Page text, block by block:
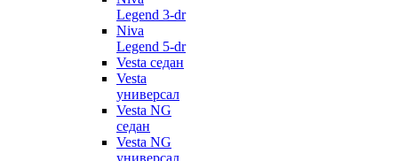
Legend 3-dr
Niva
Legend 5-dr
Vesta седан
Vesta
универсал
Vesta NG
седан
Vesta NG
универсал